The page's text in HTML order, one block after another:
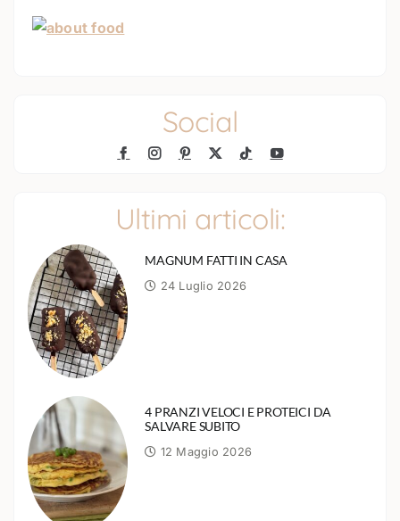
Social
Ultimi articoli:
MAGNUM FATTI IN CASA
24 Luglio 2026
4 PRANZI VELOCI E PROTEICI DA
SALVARE SUBITO
12 Maggio 2026